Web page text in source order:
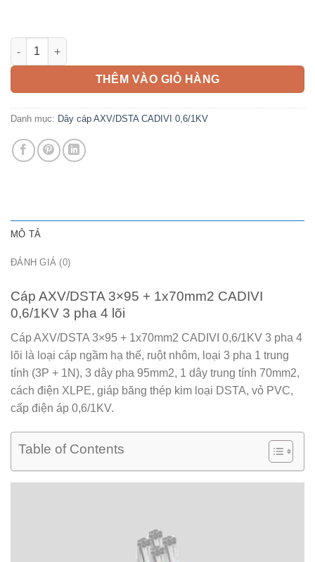
Cáp AXV/DSTA 3x95 + 1x70mm2 CADIVI 0,6/1KV 3 pha 4 lõi số
THÊM VÀO GIỎ HÀNG
Danh mục: Dây cáp AXV/DSTA CADIVI 0,6/1KV
MÔ TẢ
ĐÁNH GIÁ (0)
Cáp AXV/DSTA 3×95 + 1x70mm2 CADIVI
0,6/1KV 3 pha 4 lõi
Cáp AXV/DSTA 3×95 + 1x70mm2 CADIVI 0,6/1KV 3 pha 4
lõi là loại cáp ngầm hạ thế, ruột nhôm, loại 3 pha 1 trung
tính (3P + 1N), 3 dây pha 95mm2, 1 dây trung tính 70mm2,
cách điện XLPE, giáp băng thép kim loại DSTA, vỏ PVC,
cấp điện áp 0,6/1KV.
Table of Contents